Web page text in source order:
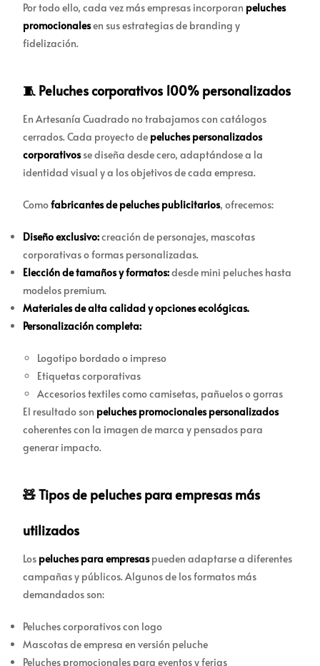
Por todo ello, cada vez más empresas incorporan peluches
promocionalesen sus estrategias de branding y
fidelización.
🧵 Peluches corporativos 100% personalizados
En Artesanía Cuadrado no trabajamos con catálogos
cerrados. Cada proyecto de peluches personalizados
corporativosse diseña desde cero, adaptándose a la
identidad visual y a los objetivos de cada empresa.
Comofabricantes de peluches publicitarios, ofrecemos:
Diseño exclusivo:creación de personajes, mascotas
corporativas o formas personalizadas.
Elección de tamaños y formatos:desde mini peluches hasta
modelos premium.
Materiales de alta calidad y opciones ecológicas.
Personalización completa:
Logotipo bordado o impreso
Etiquetas corporativas
Accesorios textiles como camisetas, pañuelos o gorras
El resultado son peluches promocionales personalizados
coherentes con la imagen de marca y pensados para
generar impacto.
🧸 Tipos de peluches para empresas más
utilizados
Los peluches para empresaspueden adaptarse a diferentes
campañas y públicos. Algunos de los formatos más
demandados son:
Peluches corporativos con logo
Mascotas de empresa en versión peluche
Peluches promocionales para eventos y ferias